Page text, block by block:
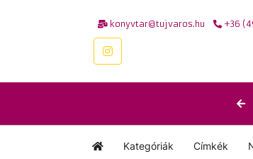
konyvtar@tujvaros.hu +36
KezdőlapKategóriák Címkék